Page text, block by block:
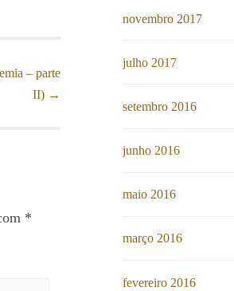
– parte
II) →
*
novembro 2017
julho 2017
setembro 2016
junho 2016
maio 2016
março 2016
fevereiro 2016